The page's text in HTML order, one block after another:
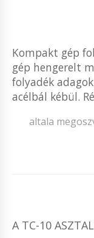
Kompakt gép
gép hengerelt
folyadék
acélbál kébül.
altala
A TC-10